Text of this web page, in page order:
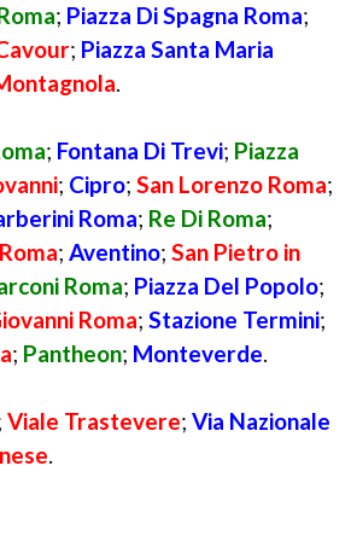
; Piazza Di Spagna Roma;
; Piazza Santa Maria
.
; Fontana Di Trevi; Piazza
; Cipro; San Lorenzo Roma;
Roma; Re Di Roma;
; Aventino; San Pietro in
Roma; Piazza Del Popolo;
Roma; Stazione Termini;
; Pantheon; Monteverde.
Viale Trastevere; Via Nazionale
.